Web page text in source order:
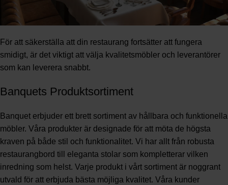
För att säkerställa att din restaurang fortsätter att fungera
smidigt, är det viktigt att välja kvalitetsmöbler och leverantörer
som kan leverera snabbt.
Banquets Produktsortiment
Banquet erbjuder ett brett sortiment av hållbara och funktionella
möbler. Våra produkter är designade för att möta de högsta
kraven på både stil och funktionalitet. Vi har allt från robusta
restaurangbord till eleganta stolar som kompletterar vilken
inredning som helst. Varje produkt i vårt sortiment är noggrant
utvald för att erbjuda bästa möjliga kvalitet. Våra kunder